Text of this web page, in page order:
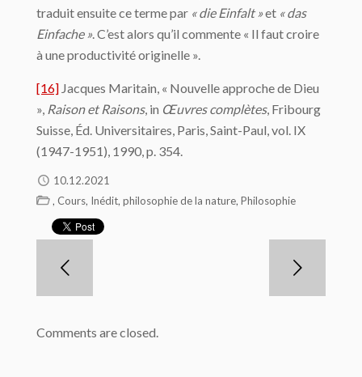
traduit ensuite ce terme par « die Einfalt »et « das
Einfache ». C’est alors qu’il commente « Il faut croire
à une productivité originelle ».
[16] Jacques Maritain, « Nouvelle approche de Dieu
», Raison et Raisons, in Œuvres complètes, Fribourg
Suisse, Éd. Universitaires, Paris, Saint-Paul, vol. IX
(1947-1951), 1990, p. 354.
10.12.2021
Cours Inédit philosophie de la nature Philosophie
Comments are closed.